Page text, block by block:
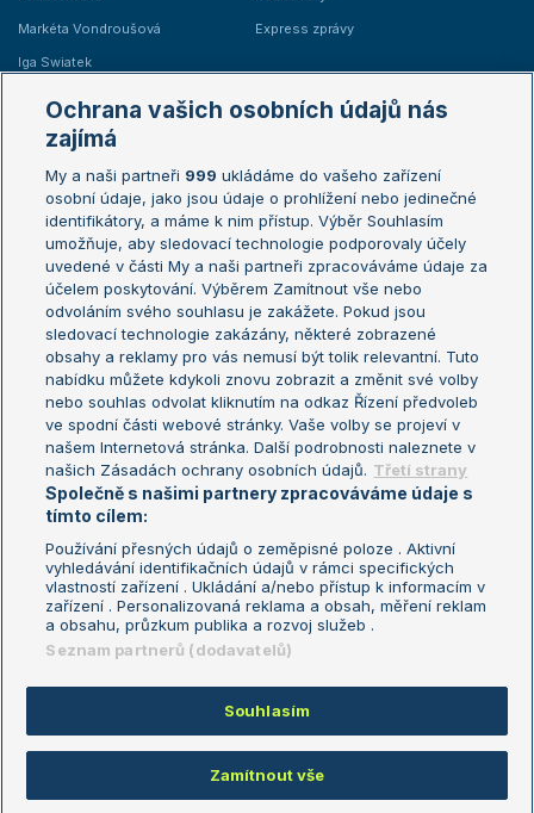
Markéta Vondroušová
Iga Swiatek
Express zprávy
Žebříčky
Žebříček ATP (muži)
Žebříček WTA (ženy)
Sázkařský žebříček
Australian Open
French Open
Wimbledon
US Open
Turnaj mistrů
Turnaj mistryň
Aktualní trendy
Fotbalové přestupy
Livesport Daily
LS Prague Open
Podmínky užití
Nastavení soukromí
GDPR a žurnalistika
Reklama
Kontakt
Informace o zpracování osobních
údajů
Copyright © 2008-2026 TenisPortal.cz. Využíváme zpravodajství ČTK.
Ochrana vašich osobních údajů nás
zajímá
My a naši partneři 999 ukládáme do vašeho zařízení
osobní údaje, jako jsou údaje o prohlížení nebo jedinečné
identifikátory, a máme k nim přístup. Výběr Souhlasím
umožňuje, aby sledovací technologie podporovaly účely
uvedené v části My a naši partneři zpracováváme údaje za
účelem poskytování. Výběrem Zamítnout vše nebo
odvoláním svého souhlasu je zakážete. Pokud jsou
sledovací technologie zakázány, některé zobrazené
obsahy a reklamy pro vás nemusí být tolik relevantní. Tuto
nabídku můžete kdykoli znovu zobrazit a změnit své volby
nebo souhlas odvolat kliknutím na odkaz Řízení předvoleb
ve spodní části webové stránky. Vaše volby se projeví v
našem Internetová stránka. Další podrobnosti naleznete v
našich Zásadách ochrany osobních údajů. Třetí strany
Společně s našimi partnery zpracováváme údaje s
tímto cílem:
Používání přesných údajů o zeměpisné poloze . Aktivní
vyhledávání identifikačních údajů v rámci specifických
vlastností zařízení . Ukládání a/nebo přístup k informacím v
zařízení . Personalizovaná reklama a obsah, měření reklam
a obsahu, průzkum publika a rozvoj služeb .
Seznam partnerů (dodavatelů)
Souhlasím
Zamítnout vše